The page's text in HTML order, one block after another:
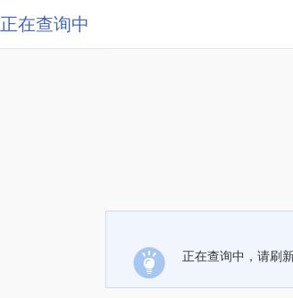
正在查询中
正在查询中，请刷